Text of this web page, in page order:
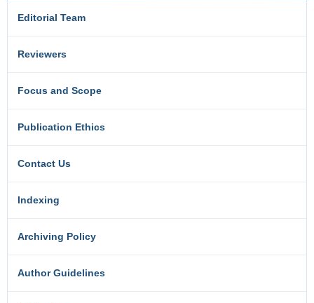
Editorial Team
Reviewers
Focus and Scope
Publication Ethics
Contact Us
Indexing
Archiving Policy
Author Guidelines